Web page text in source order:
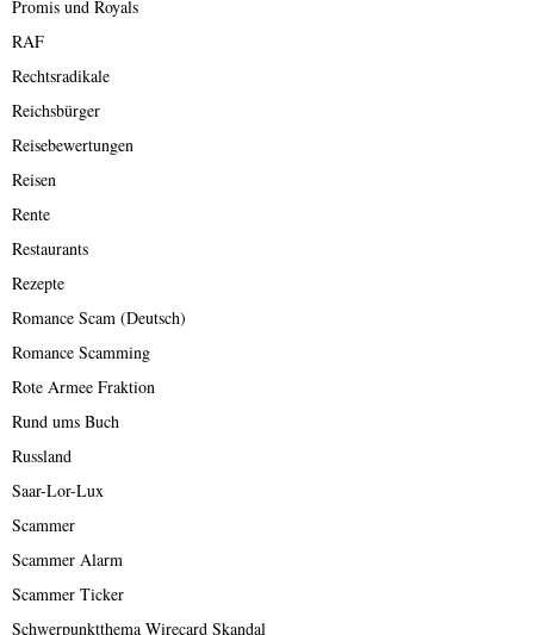
Promis und Royals
RAF
Rechtsradikale
Reichsbürger
Reisebewertungen
Reisen
Rente
Restaurants
Rezepte
Romance Scam (Deutsch)
Romance Scamming
Rote Armee Fraktion
Rund ums Buch
Russland
Saar-Lor-Lux
Scammer
Scammer Alarm
Scammer Ticker
Schwerpunktthema Wirecard Skandal